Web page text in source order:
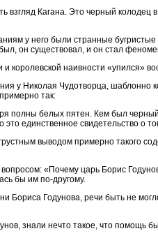
взгляд Кагана. Это черный
у него были странные бугристые
он существовал, и он стал
королевской наивности «упился»
у Николая Чудотворца,
так:
полны белых пятен. Кем был
единственное свидетельство о
выводом примерно такого
«Почему царь Борис
бы им по-другому.
Бориса Годунова, речи быть не
знали нечто такое, что помощь